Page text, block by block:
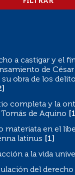
castigar y el fin
a castigar y el
de César
su obra de los
y la
completa y la
de Aquino
[1]
en el liber
materiata en el
latinus
[1]
a la vidaa la vida
del derecho
del